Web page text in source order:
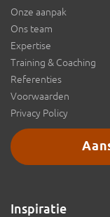
Onze aanpak
Ons team
Expertise
Training & Coaching
Referenties
Voorwaarden
Privacy Policy
Inspiratie